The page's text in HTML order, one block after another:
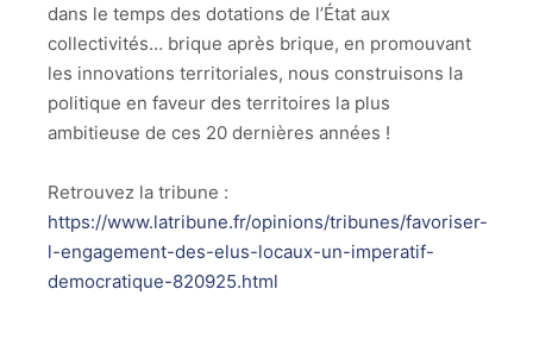
dans le temps des dotations de l’État aux
collectivités… brique après brique, en promouvant
les innovations territoriales, nous construisons la
politique en faveur des territoires la plus
ambitieuse de ces 20 dernières années !
Retrouvez la tribune :
https://www.latribune.fr/opinions/tribunes/favoriser-
l-engagement-des-elus-locaux-un-imperatif-
democratique-820925.html